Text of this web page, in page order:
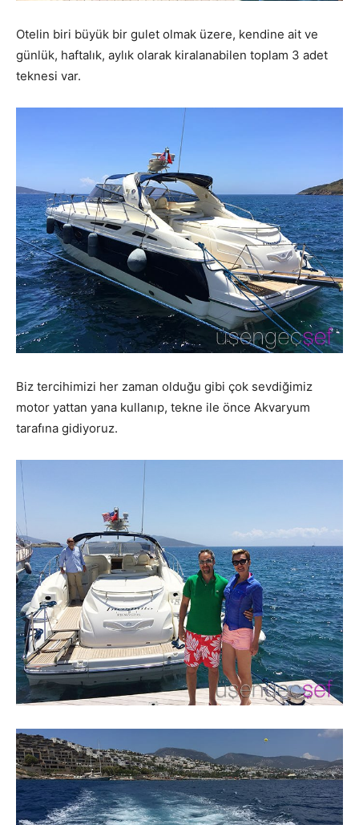
Otelin biri büyük bir gulet olmak üzere, kendine ait ve
günlük, haftalık, aylık olarak kiralanabilen toplam 3 adet
teknesi var.
Biz tercihimizi her zaman olduğu gibi çok sevdiğimiz
motor yattan yana kullanıp, tekne ile önce Akvaryum
tarafına gidiyoruz.